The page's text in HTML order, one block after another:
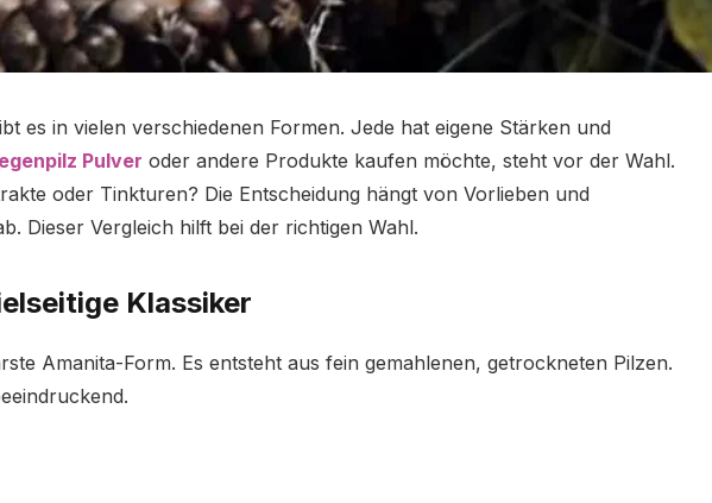
es in vielen verschiedenen Formen. Jede hat eigene Stärken und
Pulver oder andere Produkte kaufen möchte, steht vor der Wahl.
oder Tinkturen? Die Entscheidung hängt von Vorlieben und
Dieser Vergleich hilft bei der richtigen Wahl.
Klassiker
Amanita-Form. Es entsteht aus fein gemahlenen, getrockneten Pilzen.